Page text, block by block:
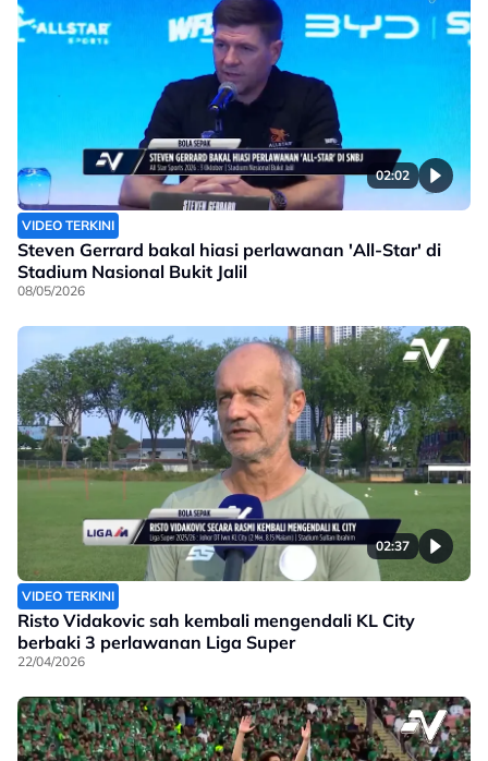
02:02
VIDEO TERKINI
Steven Gerrard bakal hiasi perlawanan 'All-Star' di
Stadium Nasional Bukit Jalil
08/05/2026
02:37
VIDEO TERKINI
Risto Vidakovic sah kembali mengendali KL City
berbaki 3 perlawanan Liga Super
22/04/2026